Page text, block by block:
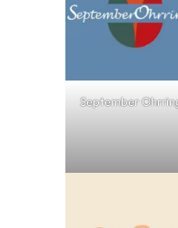
September